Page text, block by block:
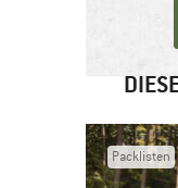
Packlisten